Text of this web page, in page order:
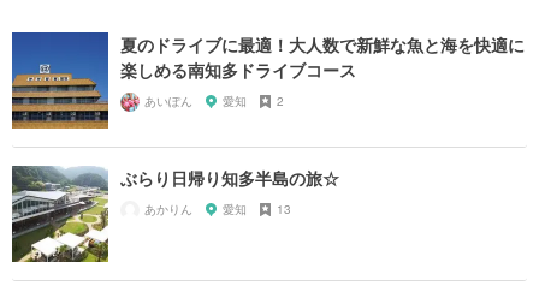
夏のドライブに最適！大人数で新鮮な魚と海を快適に
楽しめる南知多ドライブコース
あいぽん 愛知 2
ぶらり日帰り知多半島の旅☆
あかりん 愛知 13